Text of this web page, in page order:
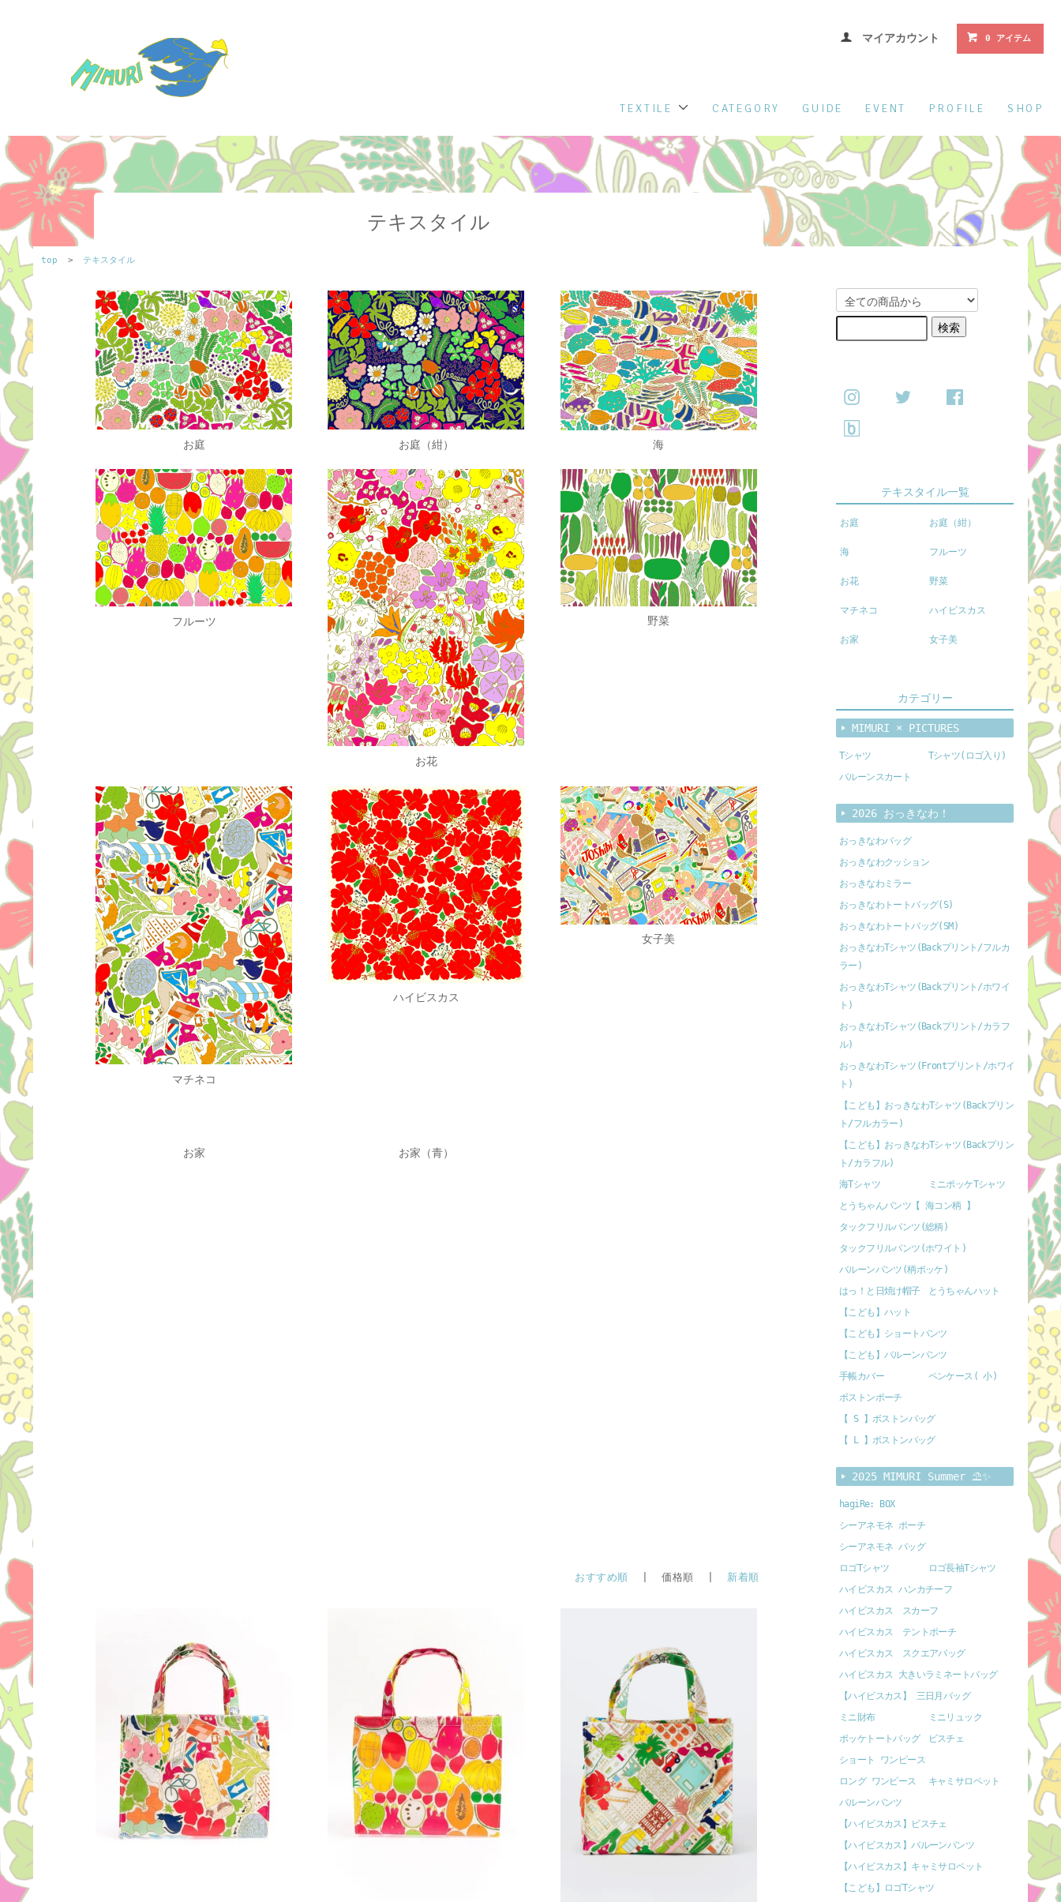
マイアカウント 0 アイテム
SHOP
PROFILE
EVENT
GUIDE
CATEGORY
TEXTILE
テキスタイル
top > テキスタイル
お庭 お庭（紺） 海
フルーツ
お花
野菜
マチネコ
ハイビスカス
女子美
お家 お家（青）
おすすめ順 | 価格順 | 新着順
テキスタイル一覧
お庭 お庭（紺）
海 フルーツ
お花 野菜
マチネコ ハイビスカス
お家 女子美
カテゴリー
MIMURI × PICTURES
Tシャツ
Tシャツ(ロゴ入り)
バルーンスカート
2026 おっきなわ！
おっきなわバッグ
おっきなわクッション
おっきなわミラー
おっきなわトートバッグ(S)
おっきなわトートバッグ(SM)
おっきなわTシャツ(Backプリント/フルカ
ラー)
おっきなわTシャツ(Backプリント/ホワイ
ト)
おっきなわTシャツ(Backプリント/カラフ
ル)
おっきなわTシャツ(Frontプリント/ホワイ
ト)
【こども】おっきなわTシャツ(Backプリン
ト/フルカラー)
【こども】おっきなわTシャツ(Backプリン
ト/カラフル)
海Tシャツ
ミニポッケTシャツ
とうちゃんパンツ【 海コン柄 】
タックフリルパンツ(総柄)
タックフリルパンツ(ホワイト)
バルーンパンツ(柄ポッケ)
はっ！と日焼け帽子
とうちゃんハット
【こども】ハット
【こども】ショートパンツ
【こども】バルーンパンツ
手帳カバー
ペンケース( 小)
ボストンポーチ
【 S 】ボストンバッグ
【 L 】ボストンバッグ
2025 MIMURI Summer ⛱️✨
hagiRe: BOX
シーアネモネ ポーチ
シーアネモネ バッグ
ロゴTシャツ
ロゴ長袖Tシャツ
ハイビスカス ハンカチーフ
ハイビスカス スカーフ
ハイビスカス テントポーチ
ハイビスカス スクエアバッグ
ハイビスカス 大きいラミネートバッグ
【ハイビスカス】 三日月バッグ
ミニ財布
ミニリュック
ポッケトートバッグ
ビスチェ
ショート ワンピース
ロング ワンピース
キャミサロペット
バルーンパンツ
【ハイビスカス】ビスチェ
【ハイビスカス】バルーンパンツ
【ハイビスカス】キャミサロペット
【こども】ロゴTシャツ